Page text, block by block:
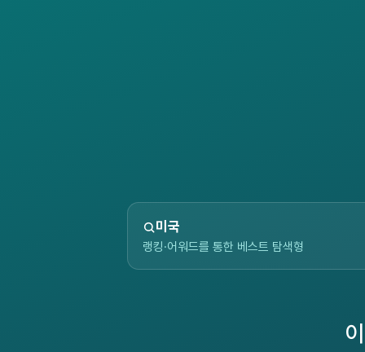
미국
랭킹·어워드를 통한 베스트 탐색형